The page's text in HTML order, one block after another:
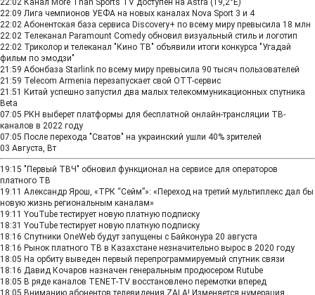
22:02 Канал More Than Sports TV доступен на Astra (19,2°E)
22:09 Лига чемпионов УЕФА на новых каналах Nova Sport 3 и 4
22:02 Абонентская база сервиса Discovery+ по всему миру превысила 18 млн
22:02 Телеканал Paramount Comedy обновил визуальный стиль и логотип
22:02 Триколор и телеканал "Кино ТВ" объявили итоги конкурса "Угадай
фильм по эмодзи"
21:59 Абонбаза Starlink по всему миру превысила 90 тысяч пользователей
21:59 Telecom Armenia перезапускает свой OTT-сервис
21:51 Китай успешно запустил два малых телекоммуникационных спутника
Beta
07:05 РКН выберет платформы для бесплатной онлайн-трансляции ТВ-
каналов в 2022 году
07:05 После перехода "Сватов" на украинский ушли 40% зрителей
03 Августа, Вт
19:15 "Первый ТВЧ" обновил функционал на сервисе для операторов
платного ТВ
19:11 Александр Ярош, «ТРК “Сейм”»: «Переход на третий мультиплекс дал бы
новую жизнь региональным каналам»
19:11 YouTube тестирует новую платную подписку
18:31 YouTube тестирует новую платную подписку
18:16 Спутники OneWeb будут запущены с Байконура 20 августа
18:16 Рынок платного ТВ в Казахстане незначительно вырос в 2020 году
18:05 На орбиту выведен первый перепрограммируемый спутник связи
18:16 Давид Кочаров назначен генеральным продюсером Rutube
18:05 В ряде каналов TENET-TV восстановлено перемотки вперед
18:05 Вниманию абонентов телевидения ZALA! Изменяется нумерация